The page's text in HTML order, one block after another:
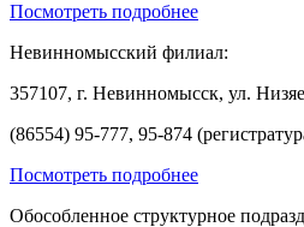
Посмотреть подробнее
Невинномысский филиал:
357107, г. Невинномысск, ул.
(86554) 95-777, 95-874
Посмотреть подробнее
Обособленное структурное